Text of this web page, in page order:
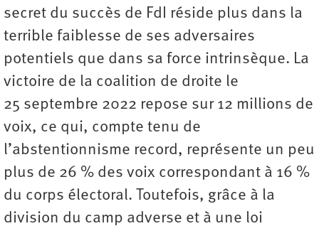
secret du succès de FdI réside plus dans la
terrible faiblesse de ses adversaires
potentiels que dans sa force intrinsèque. La
victoire de la coalition de droite le
25 septembre 2022 repose sur 12 millions de
voix, ce qui, compte tenu de
l’abstentionnisme record, représente un peu
plus de 26 % des voix correspondant à 16 %
du corps électoral. Toutefois, grâce à la
division du camp adverse et à une loi